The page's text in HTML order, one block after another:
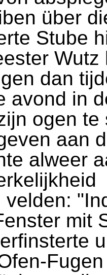
über
Stube
Wutz
dan
avond in
ogen te
aan
alweer
velden:
mit